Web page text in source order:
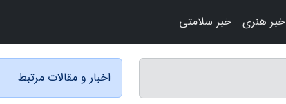
اخبار و مقالات مرتبط
خبر هنری خبر سلامتی